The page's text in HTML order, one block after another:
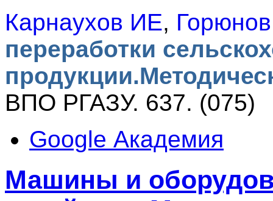
Карнаухов ИЕ,
переработки
ВПО РГАЗУ. 637. (075)
Google Академия
Машины и